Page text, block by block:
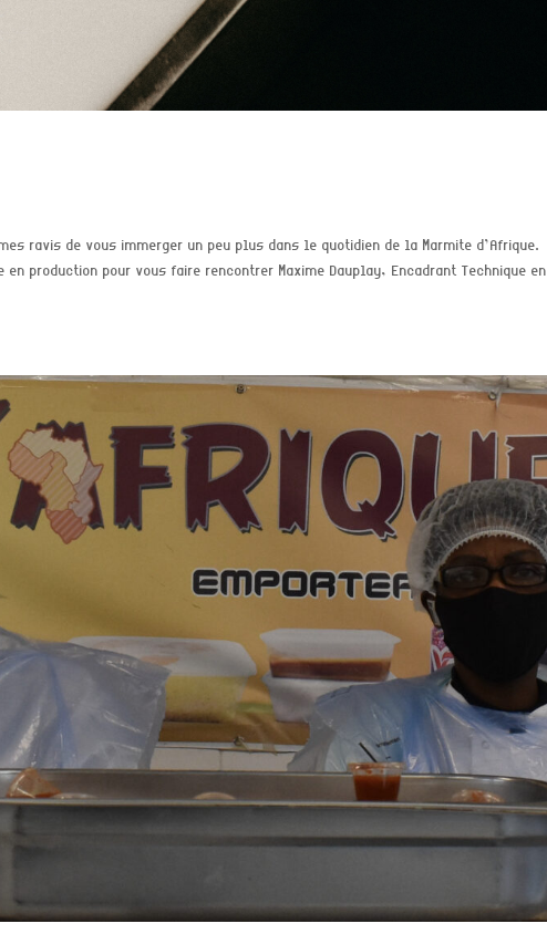
ravis de vous immerger un peu plus dans le quotidien de la Marmite d’Afrique.
en production pour vous faire rencontrer Maxime Dauplay, Encadrant Technique en